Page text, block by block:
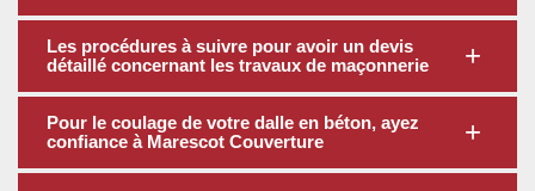
Les procédures à suivre pour avoir un devis
détaillé concernant les travaux de maçonnerie
Pour le coulage de votre dalle en béton, ayez
confiance à Marescot Couverture